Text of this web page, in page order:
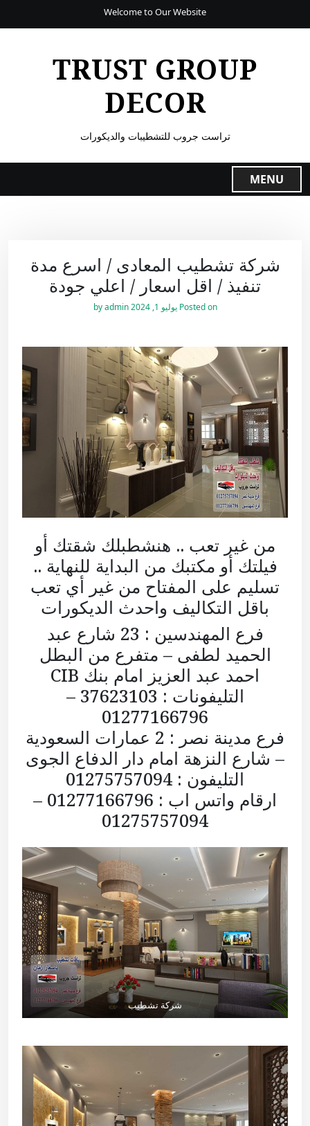
Welcome to Our Website
TRUST GROUP
DECOR
تراست جروب للتشطيبات والديكورات
MENU
شركة تشطيب المعادى / اسرع مدة
تنفيذ / اقل اسعار / اعلي جودة
Posted on يوليو 1, 2024 by
admin
من غير تعب .. هنشطبلك شقتك أو
فيلتك أو مكتبك من البداية للنهاية ..
تسليم على المفتاح من غير أي تعب
باقل التكاليف واحدث الديكورات
فرع المهندسين : 23 شارع عبد
الحميد لطفى – متفرع من البطل
احمد عبد العزيز امام بنك CIB
التليفونات : 37623103 –
01277166796
فرع مدينة نصر : 2 عمارات السعودية
– شارع النزهة امام دار الدفاع الجوى
التليفون : 01275757094
ارقام واتس اب : 01277166796 –
01275757094
شركة تشطيب